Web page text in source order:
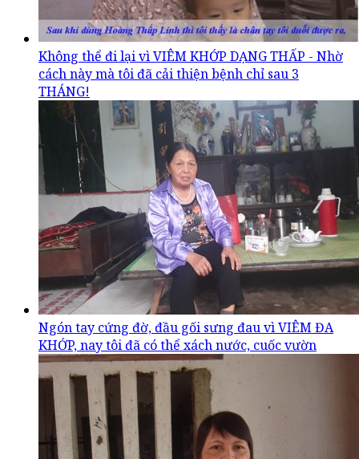
Không thể đi lại vì VIÊM KHỚP DẠNG THẤP - Nhờ
cách này mà tôi đã cải thiện bệnh chỉ sau 3
THÁNG!
Ngón tay cứng đờ, đầu gối sưng đau vì VIÊM ĐA
KHỚP, nay tôi đã có thể xách nước, cuốc vườn